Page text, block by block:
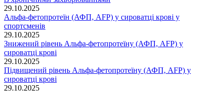
29.10.2025
Альфа-фетопротеїн (АФП, AFP) у сироватці крові у
спортсменів
29.10.2025
Знижений рівень Альфа-фетопротеїну (АФП, AFP) у
сироватці крові
29.10.2025
Підвищений рівень Альфа-фетопротеїну (АФП, AFP) у
сироватці крові
29.10.2025